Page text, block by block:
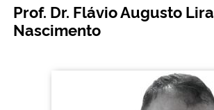
Prof. Dr. Flávio Augusto Lira
Nascimento